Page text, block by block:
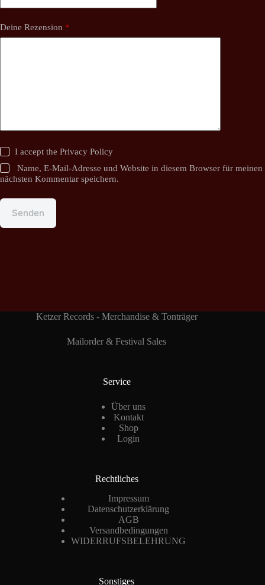
Deine Rezension *
I accept thePrivacy Policy
Name, E-Mail-Adresse und Website in diesem Browser für meinen
nächsten Kommentar speichern.
Senden
Ketzer Records - Merchandise & Tonträger
Mailorder & Festival Sales
Service
Über uns
Kontakt
Shop
Login
Rechtliches
Impressum
Datenschutzerklärung
AGB
Versandbedingungen
WIDERRUFSBELEHRUNG
Sonstiges